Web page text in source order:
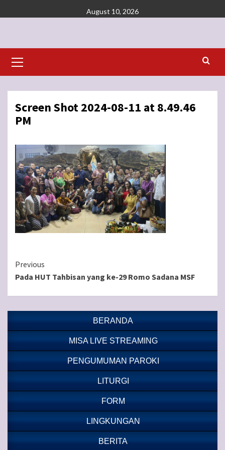
to
August 10, 2026
Menu
Screen Shot 2024-08-11 at 8.49.46
PM
Continue
Reading
Previous
Pada HUT Tahbisan yang ke-29 Romo Sadana MSF
BERANDA
MISA LIVE STREAMING
PENGUMUMAN PAROKI
LITURGI
FORM
LINGKUNGAN
BERITA